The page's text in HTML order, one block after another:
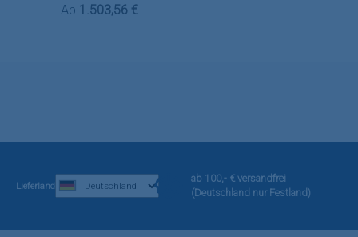
Regulärer Preis:
Ab 1.503,56 €
Lieferland
ab 100,- € versandfrei
(Deutschland nur Festland)